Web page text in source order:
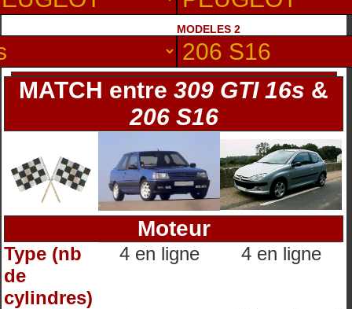
MODELES 2
MATCH entre309 GTI 16s &
206 S16
Moteur
Type (nb
de
cylindres)
4 en ligne 4 en ligne